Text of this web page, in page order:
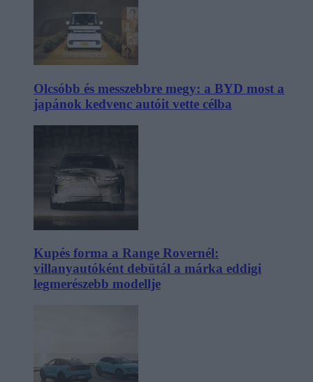
Olcsóbb és messzebbre megy: a BYD most a
japánok kedvenc autóit vette célba
Kupés forma a Range Rovernél:
villanyautóként debütál a márka eddigi
legmerészebb modellje